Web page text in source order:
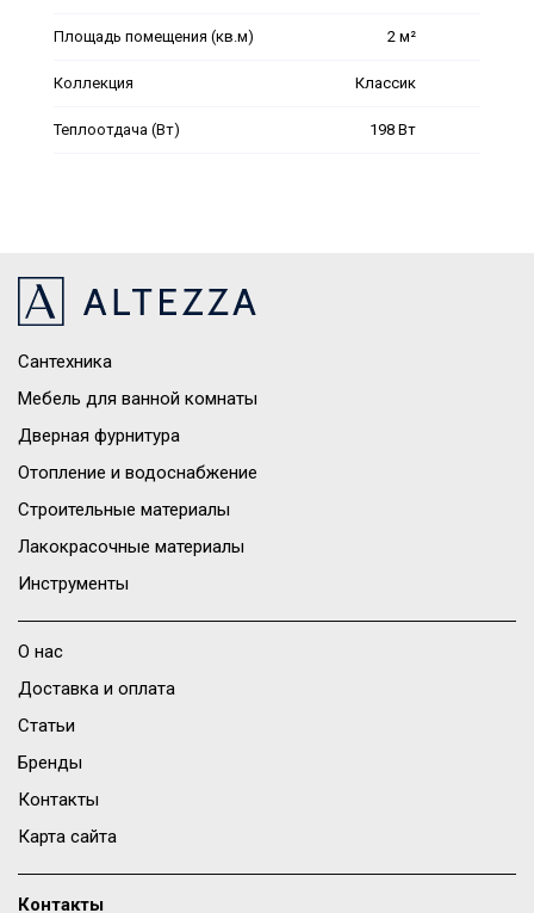
Площадь помещения (кв.м) 2 м²
Коллекция Классик
Теплоотдача (Вт) 198 Вт
Сантехника
Мебель для ванной комнаты
Дверная фурнитура
Отопление и водоснабжение
Строительные материалы
Лакокрасочные материалы
Инструменты
О нас
Доставка и оплата
Статьи
Бренды
Контакты
Карта сайта
Контакты